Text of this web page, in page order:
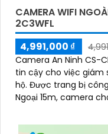
CAMERA WIFI
2C3WFL
4,991,000 ₫
Camera An Ninh CS-
tin cậy cho việc giám
hộ. Được trang bị công nghệ giám sát ban đêm Hồng
Ngoại 15m, camera